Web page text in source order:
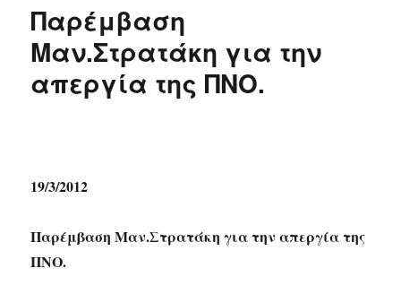
Παρέμβαση
Μαν.Στρατάκη για την
απεργία της ΠΝΟ.
19/3/2012
Παρέμβαση Μαν.Στρατάκη για την απεργία της
ΠΝΟ.